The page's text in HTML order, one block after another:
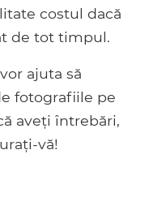
costul dacă
de tot timpul.
ajuta să
fotografiile pe
aveți întrebări,
vă!